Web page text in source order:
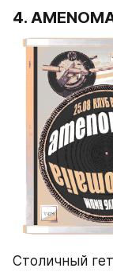
4.
Столичный